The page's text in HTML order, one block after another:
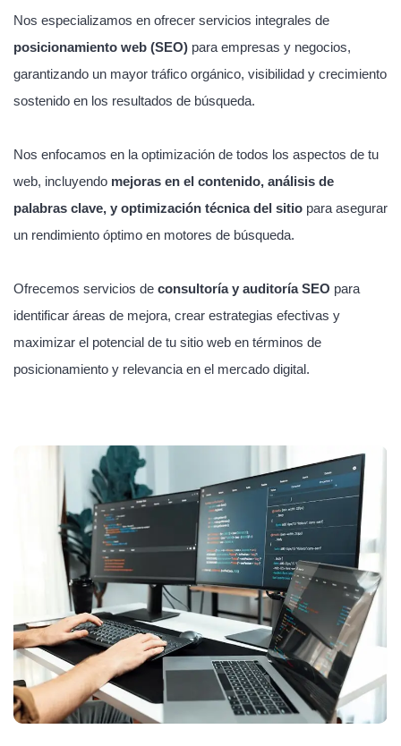
Nos especializamos en ofrecer servicios integrales de
posicionamiento web (SEO) para empresas y negocios,
garantizando un mayor tráfico orgánico, visibilidad y crecimiento
sostenido en los resultados de búsqueda.
Nos enfocamos en la optimización de todos los aspectos de tu
web, incluyendo mejoras en el contenido, análisis de
palabras clave, y optimización técnica del sitio para asegurar
un rendimiento óptimo en motores de búsqueda.
Ofrecemos servicios de consultoría y auditoría SEO para
identificar áreas de mejora, crear estrategias efectivas y
maximizar el potencial de tu sitio web en términos de
posicionamiento y relevancia en el mercado digital.